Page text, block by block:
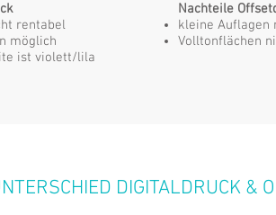
rentabel
möglich
ist violett/lila
Nachteile
kleine Auflagen
Volltonflächen
DIGITALDRUCK &